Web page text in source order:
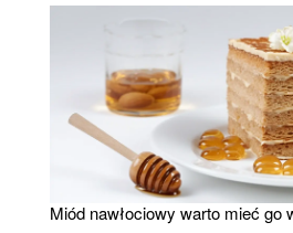
Miód nawłociowy warto mieć go